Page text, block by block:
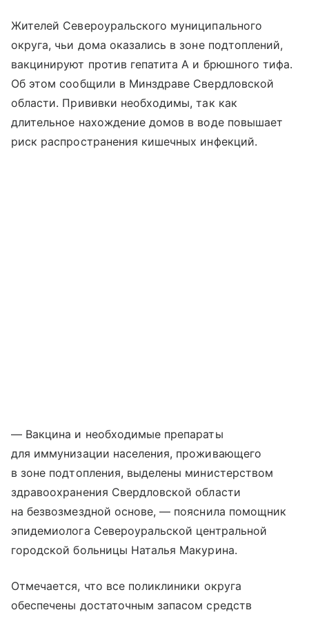
Жителей Североуральского муниципального
округа, чьи дома оказались в зоне подтоплений,
вакцинируют против гепатита А и брюшного тифа.
Об этом сообщили в Минздраве Свердловской
области. Прививки необходимы, так как
длительное нахождение домов в воде повышает
риск распространения кишечных инфекций.
— Вакцина и необходимые препараты
для иммунизации населения, проживающего
в зоне подтопления, выделены министерством
здравоохранения Свердловской области
на безвозмездной основе, — пояснила помощник
эпидемиолога Североуральской центральной
городской больницы Наталья Макурина.
Отмечается, что все поликлиники округа
обеспечены достаточным запасом средств